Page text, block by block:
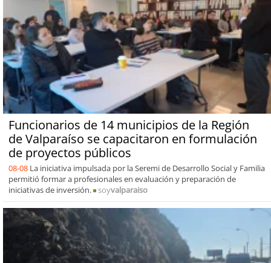
Funcionarios de 14 municipios de la Región
de Valparaíso se capacitaron en formulación
de proyectos públicos
08-08 La iniciativa impulsada por la Seremi de Desarrollo Social y Familia
permitió formar a profesionales en evaluación y preparación de
iniciativas de inversión.
soyvalparaiso